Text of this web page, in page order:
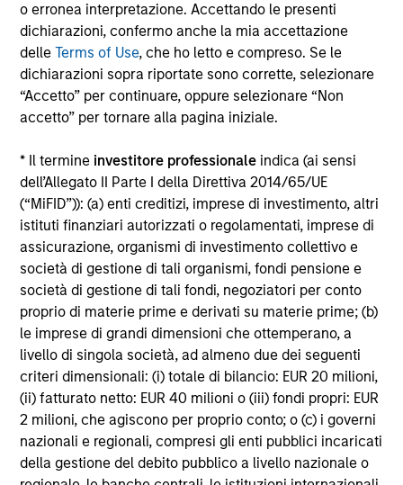
o erronea interpretazione. Accettando le presenti
dichiarazioni, confermo anche la mia accettazione
delleTerms of Use, che ho letto e compreso. Se le
dichiarazioni sopra riportate sono corrette, selezionare
“Accetto” per continuare, oppure selezionare “Non
accetto” per tornare alla pagina iniziale.
* Il termine investitore professionale indica (ai sensi
dell’Allegato II Parte I della Direttiva 2014/65/UE
(“MiFID”)): (a) enti creditizi, imprese di investimento, altri
istituti finanziari autorizzati o regolamentati, imprese di
assicurazione, organismi di investimento collettivo e
società di gestione di tali organismi, fondi pensione e
società di gestione di tali fondi, negoziatori per conto
proprio di materie prime e derivati su materie prime; (b)
le imprese di grandi dimensioni che ottemperano, a
livello di singola società, ad almeno due dei seguenti
criteri dimensionali: (i) totale di bilancio: EUR 20 milioni,
(ii) fatturato netto: EUR 40 milioni o (iii) fondi propri: EUR
2 milioni, che agiscono per proprio conto; o (c) i governi
nazionali e regionali, compresi gli enti pubblici incaricati
della gestione del debito pubblico a livello nazionale o
Il ricorso alla leva aumenta i rischi: una variazione
relativamente contenuta nel valore di un investimento può
determinare una variazione molto più elevata, sia in senso
positivo che negativo, nel valore di quell’investimento e, di
conseguenza, nel valore del Comparto.
Alcuni documenti disponibili in questo sito possono
riguardare più comparti della gamma Morgan Stanley
sono disponibili in tutte le giurisdizioni e che i comparti non
sono disponibili per le persone residenti nelle giurisdizioni
in cui tale distribuzione o disponibilità sia contraria alle
leggi o ai regolamenti locali.
Più alta è la categoria (1-7), maggiore è il potenziale di
rendimento, ma anche il rischio di perdere l’investimento.
La categoria 1 non indica un investimento privo di rischio. Si
rimanda al Documento contenente informazioni chiave per
gli investitori (KIID), nella sezione Risorse, per il rating di
rischio specifico per le classi di azioni e le avvertenze.
Il Morningstar Rating™, o “star rating” viene calcolato per i
prodotti gestiti (inclusi fondi comuni, sottoconti di rendite
variabili e polizze vita variabili, exchange-traded fund, fondi
chiusi e conti separati) con uno storico minimo di tre anni.
Gli exchange-traded fund e i fondi comuni aperti sono
considerati come un’unica categoria a fini comparativi. Il
rating viene calcolato sulla base di una misura del